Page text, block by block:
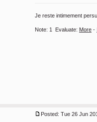
Je reste intimement
Note: 1 Evaluate: More -
Posted: Tue 26 Jun